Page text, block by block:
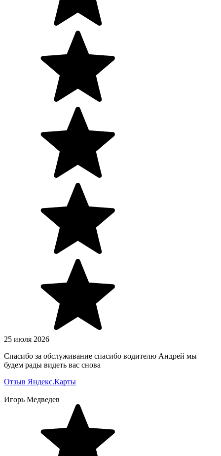
25 июля 2026
Спасибо за обслуживание спасибо водителю Андрей мы
будем рады видеть вас снова
Отзыв Яндекс.Карты
Игорь Медведев